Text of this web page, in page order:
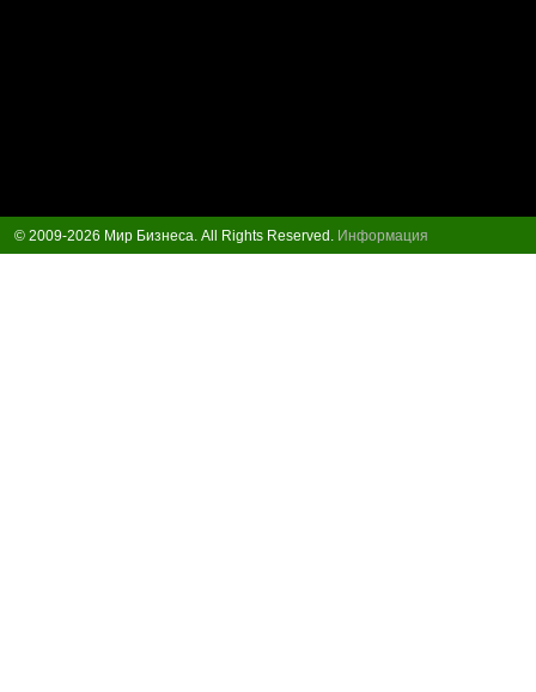
© 2009-2026 Мир Бизнеса. All Rights Reserved. Информация